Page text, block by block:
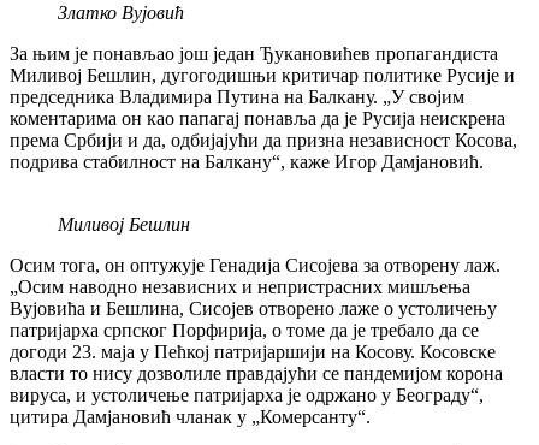
Златко Вујовић
За њим је понављао још један Ђукановићев пропагандиста
Миливој Бешлин, дугогодишњи критичар политике Русије и
председника Владимира Путина на Балкану. „У својим
коментарима он као папагај понавља да је Русија неискрена
према Србији и да, одбијајући да призна независност Косова,
подрива стабилност на Балкану“, каже Игор Дамјановић.
Миливој Бешлин
Осим тога, он оптужује Генадија Сисојева за отворену лаж.
„Осим наводно независних и непристрасних мишљења
Вујовића и Бешлина, Сисојев отворено лаже о устоличењу
патријарха српског Порфирија, о томе да је требало да се
догоди 23. маја у Пећкој патријаршији на Косову. Косовске
власти то нису дозволиле правдајући се пандемијом корона
вируса, и устоличење патријарха је одржано у Београду“,
цитира Дамјановић чланак у „Комерсанту“.